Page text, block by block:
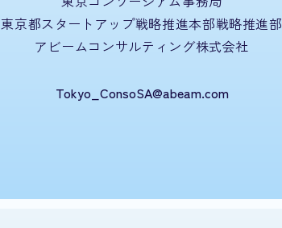
東京都スタートアップ戦略推進本部戦略推進部
アビームコンサルティング株式会社
Tokyo_ConsoSA@abeam.com